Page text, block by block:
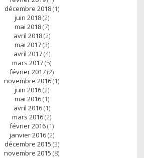
décembre 2018(1)
juin 2018(2)
mai 2018(7)
avril 2018(2)
mai 2017(3)
avril 2017(4)
mars 2017(5)
février 2017(2)
novembre 2016(1)
juin 2016(2)
mai 2016(1)
avril 2016(1)
mars 2016(2)
février 2016(1)
janvier 2016(2)
décembre 2015 (3)
novembre 2015 (8)